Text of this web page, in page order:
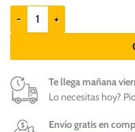
Organnact Omega 3 Dog
Te llega mañana
Lo necesitas hoy?
Envío gratis en